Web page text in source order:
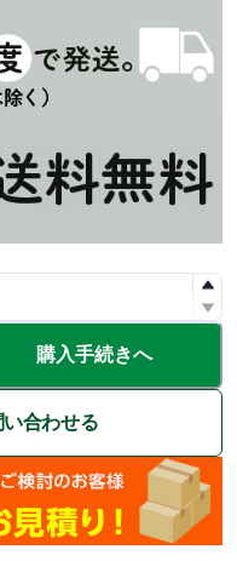
購入手続きへ
合わせる